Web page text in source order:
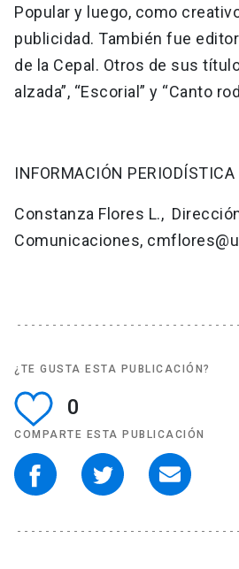
Popular y luego, como
publicidad. También fue
de la Cepal. Otros de sus
alzada”, “Escorial” y “Canto
INFORMACIÓN PERIODÍSTICA
Constanza Flores L.,
Comunicaciones,
¿TE GUSTA ESTA PUBLICACIÓN?
0
COMPARTE ESTA PUBLICACIÓN